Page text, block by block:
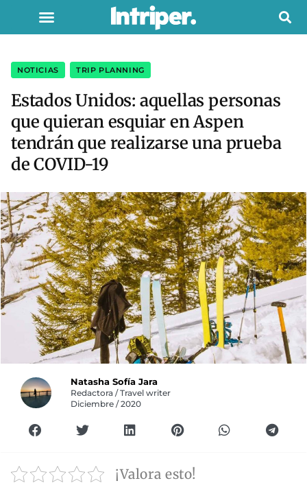
NOTICIAS TRIP PLANNING
Estados Unidos: aquellas personas
que quieran esquiar en Aspen
tendrán que realizarse una prueba
de COVID-19
Natasha Sofía Jara
Redactora / Travel writer
Diciembre / 2020
¡Valora esto!